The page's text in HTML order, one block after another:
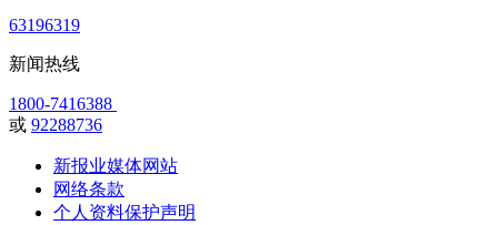
63196319
新闻热线
1800-7416388
或 92288736
新报业媒体网站
网络条款
个人资料保护声明